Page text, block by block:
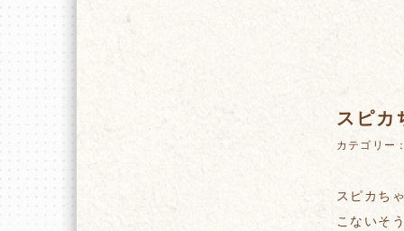
スピカ
カテゴリー
スピカち
こないそ